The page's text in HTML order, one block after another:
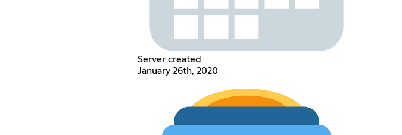
Server created
January 26th, 2020